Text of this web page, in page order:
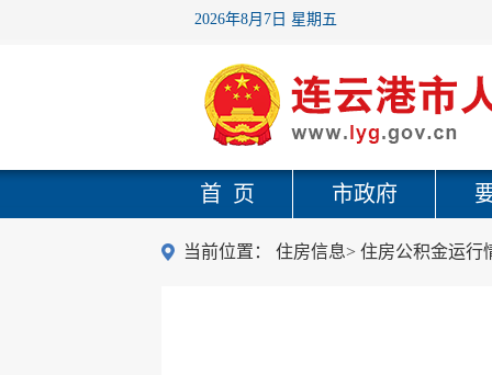
2026年8月7日 星期五
首 页 市政府
当前位置： 住房信息> 住房公积金运行